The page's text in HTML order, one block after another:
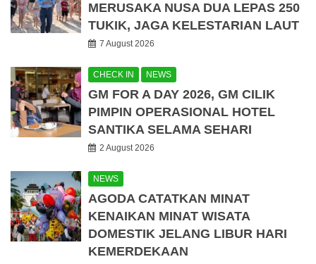
MERUSAKA NUSA DUA LEPAS 250
TUKIK, JAGA KELESTARIAN LAUT
7 August 2026
CHECK IN NEWS
GM FOR A DAY 2026, GM CILIK
PIMPIN OPERASIONAL HOTEL
SANTIKA SELAMA SEHARI
2 August 2026
NEWS
AGODA CATATKAN MINAT
KENAIKAN MINAT WISATA
DOMESTIK JELANG LIBUR HARI
KEMERDEKAAN